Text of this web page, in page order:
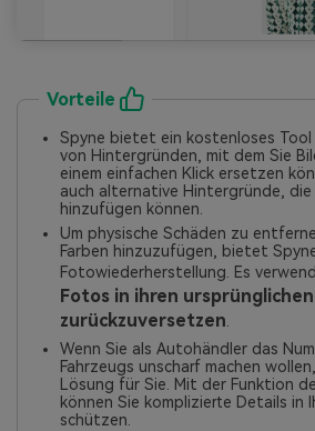
Vorteile
Spyne bietet ein kostenloses
von Hintergründen, mit dem Sie
einem einfachen Klick ersetzen
auch alternative Hintergründe, die
hinzufügen können.
Um physische Schäden zu
Farben hinzuzufügen, bietet
Fotowiederherstellung. Es
Fotos in ihren
zurückzuversetzen
Wenn Sie als Autohändler das
Fahrzeugs unscharf machen
Lösung für Sie. Mit der Funktion
können Sie komplizierte Details in
schützen.